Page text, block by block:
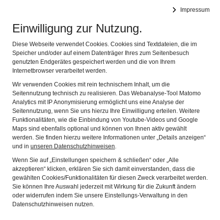
Impressum
Einwilligung zur Nutzung.
Diese Webseite verwendet Cookies. Cookies sind Textdateien, die im
Speicher und/oder auf einem Datenträger Ihres zum Seitenbesuch
genutzten Endgerätes gespeichert werden und die von Ihrem
Internetbrowser verarbeitet werden.
Wir verwenden Cookies mit rein technischem Inhalt, um die
Seitennutzung technisch zu realisieren. Das Webanalyse-Tool Matomo
Analytics mit IP Anonymisierung ermöglicht uns eine Analyse der
Seitennutzung, wenn Sie uns hierzu Ihre Einwilligung erteilen. Weitere
Funktionalitäten, wie die Einbindung von Youtube-Videos und Google
Maps sind ebenfalls optional und können von Ihnen aktiv gewählt
werden. Sie finden hierzu weitere Informationen unter „Details anzeigen“
und in unseren Datenschutzhinweisen.
Wenn Sie auf „Einstellungen speichern & schließen“ oder „Alle
akzeptieren“ klicken, erklären Sie sich damit einverstanden, dass die
gewählten Cookies/Funktionalitäten für diesen Zweck verarbeitet werden.
Sie können Ihre Auswahl jederzeit mit Wirkung für die Zukunft ändern
oder widerrufen indem Sie unsere Einstellungs-Verwaltung in den
Datenschutzhinweisen nutzen.
FUNDMELDUNGEN
Die 'Lost Art'-Meldungen der Städtischen Galerie im
Lenbachhaus und Kunstbau Münchens finden Siehier.
Diese Seite teilen